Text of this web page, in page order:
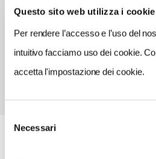
Questo sito web utilizza i cookie
Per rendere l’accesso e l’uso del
intuitivo facciamo uso dei cookie.
accetta l'impostazione dei cookie.
delNecessari
www.sites.resto.com/
TELEFONO